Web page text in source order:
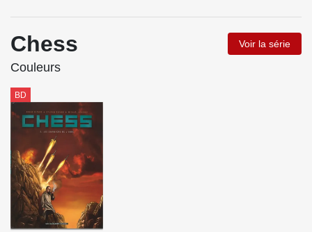
Chess Voir la série
Couleurs
BD